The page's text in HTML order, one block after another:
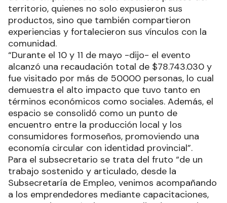
territorio, quienes no solo expusieron sus
productos, sino que también compartieron
experiencias y fortalecieron sus vínculos con la
comunidad.
“Durante el 10 y 11 de mayo -dijo- el evento
alcanzó una recaudación total de $78.743.030 y
fue visitado por más de 50000 personas, lo cual
demuestra el alto impacto que tuvo tanto en
términos económicos como sociales. Además, el
espacio se consolidó como un punto de
encuentro entre la producción local y los
consumidores formoseños, promoviendo una
economía circular con identidad provincial”.
Para el subsecretario se trata del fruto “de un
trabajo sostenido y articulado, desde la
Subsecretaría de Empleo, venimos acompañando
a los emprendedores mediante capacitaciones,